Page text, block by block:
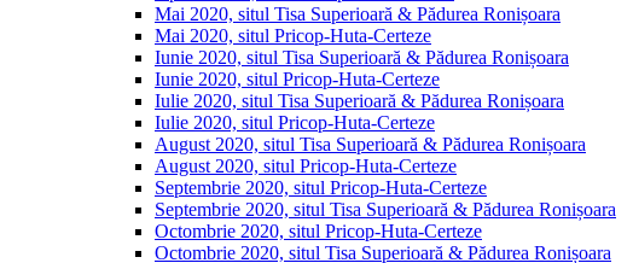
Mai 2020, situl Tisa Superioară & Pădurea Ronișoara
Mai 2020, situl Pricop-Huta-Certeze
Iunie 2020, situl Tisa Superioară & Pădurea Ronișoara
Iunie 2020, situl Pricop-Huta-Certeze
Iulie 2020, situl Tisa Superioară & Pădurea Ronișoara
Iulie 2020, situl Pricop-Huta-Certeze
August 2020, situl Tisa Superioară & Pădurea Ronișoara
August 2020, situl Pricop-Huta-Certeze
Septembrie 2020, situl Pricop-Huta-Certeze
Septembrie 2020, situl Tisa Superioară & Pădurea Ronișoara
Octombrie 2020, situl Pricop-Huta-Certeze
Octombrie 2020, situl Tisa Superioară & Pădurea Ronișoara